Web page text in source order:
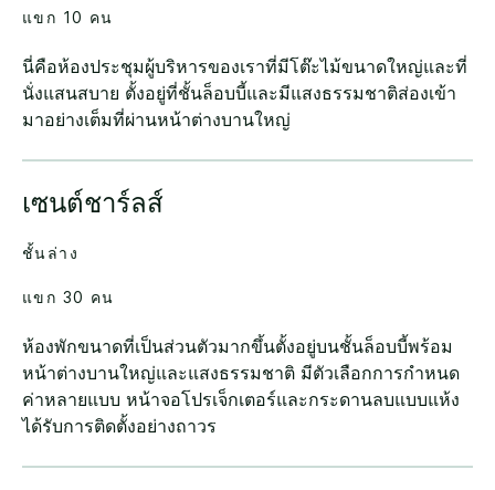
นี่คือห้องประชุมผู้บริหารของเราที่มีโต๊ะไม้ขนาดใหญ่และที่
นั่งแสนสบาย ตั้งอยู่ที่ชั้นล็อบบี้และมีแสงธรรมชาติส่องเข้า
มาอย่างเต็มที่ผ่านหน้าต่างบานใหญ่
แขก 10 คน
เซนต์ชาร์ลส์
ห้องพักขนาดที่เป็นส่วนตัวมากขึ้นตั้งอยู่บนชั้นล็อบบี้พร้อม
หน้าต่างบานใหญ่และแสงธรรมชาติ มีตัวเลือกการกำหนด
ค่าหลายแบบ หน้าจอโปรเจ็กเตอร์และกระดานลบแบบแห้ง
ได้รับการติดตั้งอย่างถาวร
ชั้นล่าง
แขก 30 คน